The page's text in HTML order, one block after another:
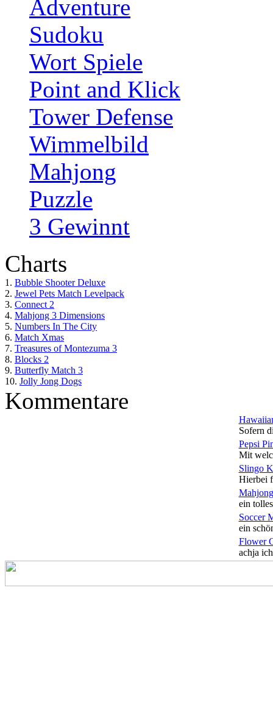
Adventure
Sudoku
Wort Spiele
Point and Klick
Tower Defense
Wimmelbild
Mahjong
Puzzle
3 Gewinnt
Charts
1. Bubble Shooter Deluxe
2. Jewel Pets Match Levelpack
3. Connect 2
4. Mahjong 3 Dimensions
5. Numbers In The City
6. Match Xmas
7. Treasures of Montezuma 3
8. Blocks 2
9. Butterfly Match 3
10. Jolly Jong Dogs
Kommentare
Sofern
Pepsi
Mit
Slingo
Hierbei
ein
Soccer
ein
Flower
achja